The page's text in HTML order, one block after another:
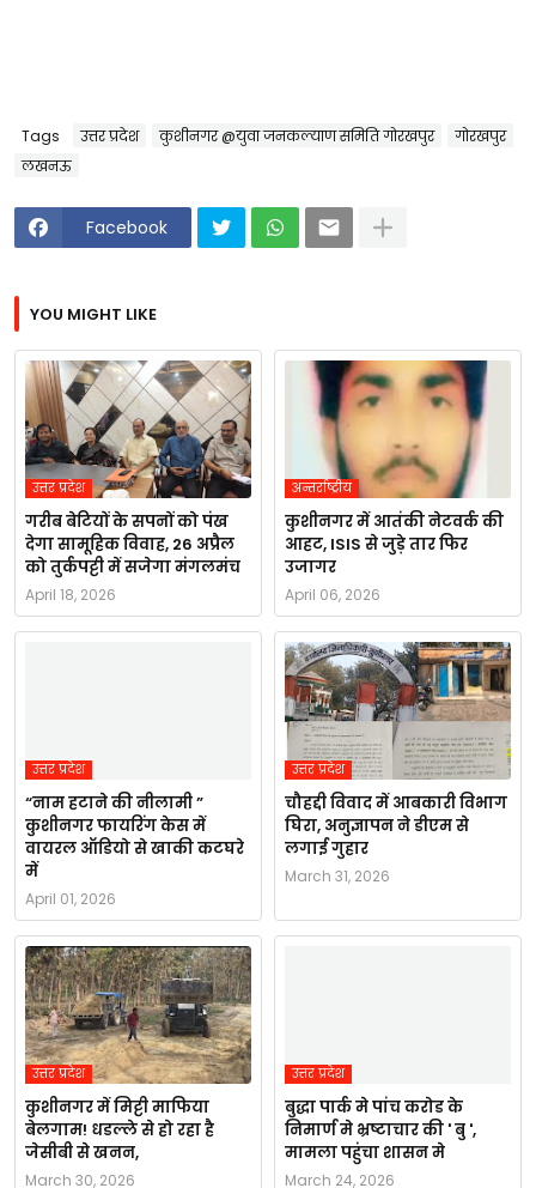
Tags उत्तर प्रदेश कुशीनगर @युवा जनकल्याण समिति गोरखपुर
गोरखपुर
लखनऊ
Facebook
YOU MIGHT LIKE
उत्तर प्रदेश
गरीब बेटियों के सपनों को पंख
देगा सामूहिक विवाह, 26 अप्रैल
को तुर्कपट्टी में सजेगा मंगलमंच
April 18, 2026
अन्तर्राष्ट्रीय
कुशीनगर में आतंकी नेटवर्क की
आहट, ISIS से जुड़े तार फिर
उजागर
April 06, 2026
उत्तर प्रदेश
“नाम हटाने की नीलामी ”
कुशीनगर फायरिंग केस में
वायरल ऑडियो से खाकी कटघरे
में
April 01, 2026
उत्तर प्रदेश
चौहद्दी विवाद में आबकारी विभाग
घिरा, अनुज्ञापन ने डीएम से
लगाई गुहार
March 31, 2026
उत्तर प्रदेश
कुशीनगर में मिट्टी माफिया
बेलगाम! धडल्ले से हो रहा है
जेसीबी से खनन,
March 30, 2026
उत्तर प्रदेश
बुद्धा पार्क मे पांच करोड के
निमार्ण मे भ्रष्टाचार की ' बु ',
मामला पहुंचा शासन मे
March 24, 2026